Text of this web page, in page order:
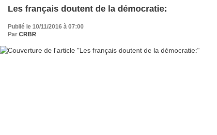
Les français doutent de la démocratie:
Publié le 10/11/2016 à 07:00
Par CRBR